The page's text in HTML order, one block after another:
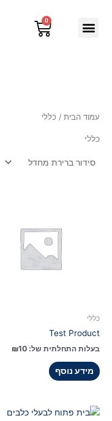
0
עגלת
עמוד הבית / כללי
כללי
כללי
Test Product
בעלות התחלתית של: ₪10
מידע נוסף